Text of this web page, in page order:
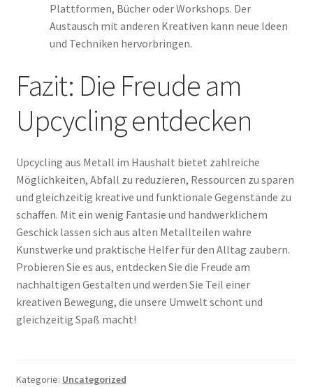
Plattformen, Bücher oder Workshops. Der
Austausch mit anderen Kreativen kann neue Ideen
und Techniken hervorbringen.
Fazit: Die Freude am
Upcycling entdecken
Upcycling aus Metall im Haushalt bietet zahlreiche
Möglichkeiten, Abfall zu reduzieren, Ressourcen zu sparen
und gleichzeitig kreative und funktionale Gegenstände zu
schaffen. Mit ein wenig Fantasie und handwerklichem
Geschick lassen sich aus alten Metallteilen wahre
Kunstwerke und praktische Helfer für den Alltag zaubern.
Probieren Sie es aus, entdecken Sie die Freude am
nachhaltigen Gestalten und werden Sie Teil einer
kreativen Bewegung, die unsere Umwelt schont und
gleichzeitig Spaß macht!
Kategorie: Uncategorized